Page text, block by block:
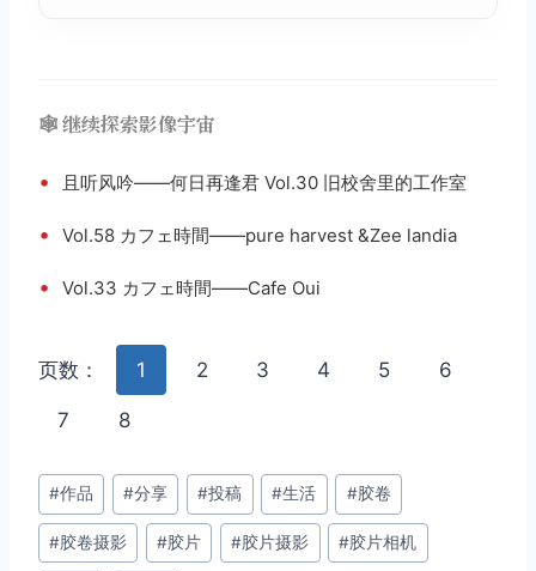
🕸️ 继续探索影像宇宙
• 且听风吟——何日再逢君 Vol.30 旧校舍里的工作室
• Vol.58 カフェ時間——pure harvest &Zee landia
• Vol.33 カフェ時間——Cafe Oui
页数： 1 2 3 4 5 6
7 8
文
章
标
#作品 #分享 #投稿 #生活 #胶卷
#胶卷摄影 #胶片 #胶片摄影 #胶片相机